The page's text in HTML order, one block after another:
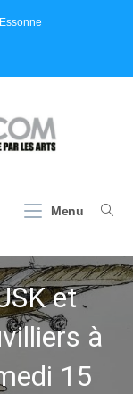
Menu
et
à
15